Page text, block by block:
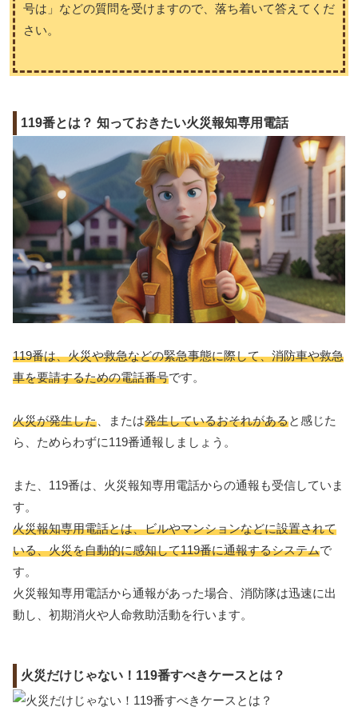
号は」などの質問を受けますので、落ち着いて答えてくだ
さい。
119番とは？ 知っておきたい火災報知専用電話
119番は、火災や救急などの緊急事態に際して、消防車や救急
車を要請するための電話番号です。
火災が発生した 、または発生しているおそれがあると感じた
ら、ためらわずに119番通報しましょう。
また、119番は、火災報知専用電話からの通報も受信していま
す。
火災報知専用電話とは、ビルやマンションなどに設置されて
いる、火災を自動的に感知して119番に通報するシステムで
す。
火災報知専用電話から通報があった場合、消防隊は迅速に出
動し、初期消火や人命救助活動を行います。
火災だけじゃない！119番すべきケースとは？